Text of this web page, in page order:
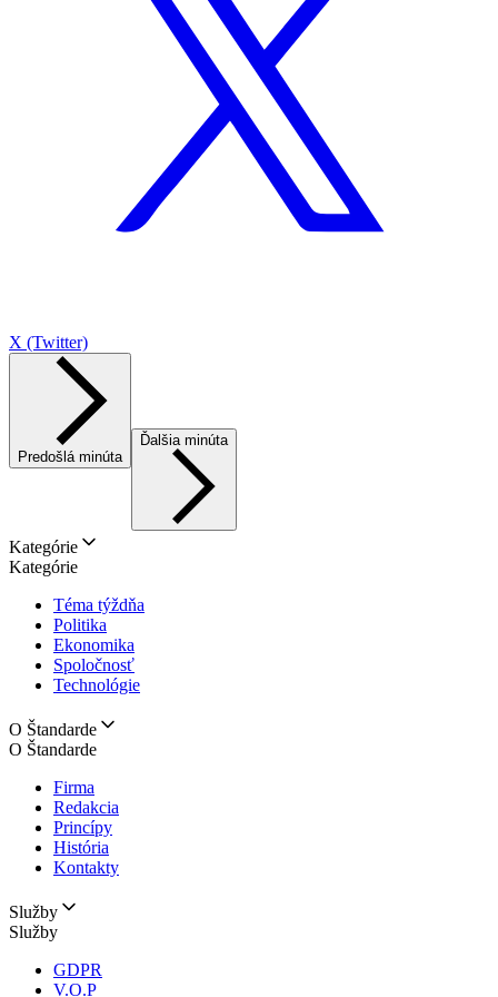
X (Twitter)
Predošlá minúta
Ďalšia minúta
Kategórie
Kategórie
Téma týždňa
Politika
Ekonomika
Spoločnosť
Technológie
O Štandarde
O Štandarde
Firma
Redakcia
Princípy
História
Kontakty
Služby
Služby
GDPR
V.O.P